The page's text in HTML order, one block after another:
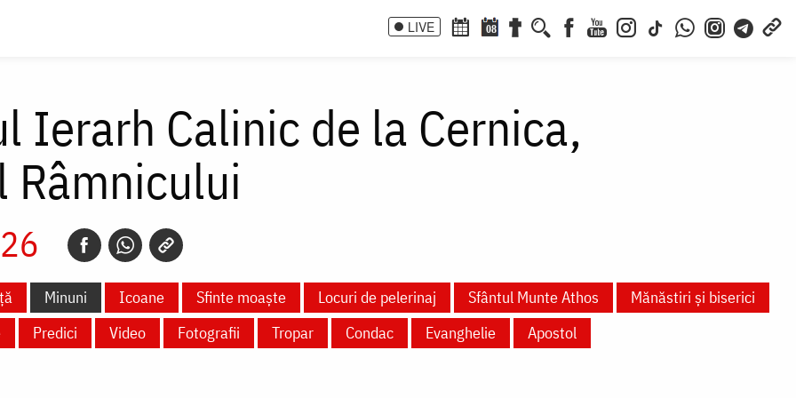
LIVE 08
Ierarh Calinic de la Cernica,
Râmnicului
Minuni Icoane Sfinte moaște Locuri de pelerinaj Sfântul Munte Athos
Mănăstiri și biserici
Predici Video Fotografii Tropar Condac Evanghelie Apostol